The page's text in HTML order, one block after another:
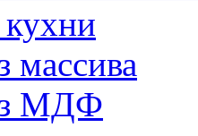
массива
МДФ